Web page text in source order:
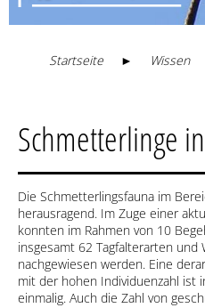
Startseite ► Wissen
Schmetterlinge
Die Schmetterlingsfauna im
herausragend. Im Zuge einer
konnten im Rahmen von 10
insgesamt 62 Tagfalterarten
nachgewiesen werden. Eine
mit der hohen Individuenzahl ist
einmalig. Auch die Zahl von